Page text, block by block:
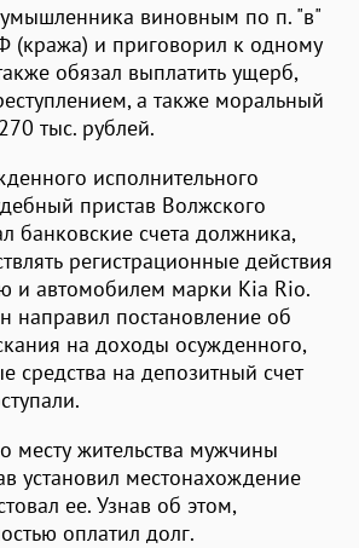
виновным по п. "в"
(кража) и приговорил к одному
обязал выплатить ущерб,
а также моральный
тыс. рублей.
исполнительного
пристав Волжского
банковские счета должника,
регистрационные действия
и автомобилем марки Kia Rio.
направил постановление об
на доходы осужденного,
средства на депозитный счет
месту жительства мужчины
установил местонахождение
ее. Узнав об этом,
оплатил долг.